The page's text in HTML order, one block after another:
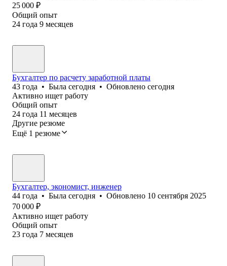
25 000 ₽
Общий опыт
24 года 9 месяцев
Бухгалтер по расчету заработной платы
43 года • Была сегодня • Обновлено сегодня
Активно ищет работу
Общий опыт
24 года 11 месяцев
Другие резюме
Ещё 1 резюме
Бухгалтер, экономист, инженер
44 года • Была сегодня • Обновлено 10 сентября 2025
70 000 ₽
Активно ищет работу
Общий опыт
23 года 7 месяцев